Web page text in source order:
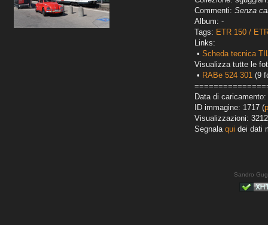
Commenti: Senza
Album: -
Tags: ETR 150 /
Links:
• Scheda tecnica
Visualizza tutte le
• RABe 524 301 (9
Data di
ID immagine: 1717 (
Visualizzazioni: 3212
Segnala qui dei dati
Sandro